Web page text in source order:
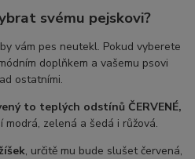
svému pejskovi?
vám pes neutekl. Pokud vyberete
doplňkem a vašemu psovi
ostatními.
to teplých odstínů ČERVENÉ,
modrá, zelená a šedá i růžová.
, určitě mu bude slušet červená,